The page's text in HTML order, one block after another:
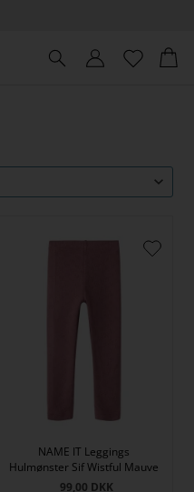
NAME IT Leggings
Hulmønster Sif Wistful Mauve
99,00 DKK